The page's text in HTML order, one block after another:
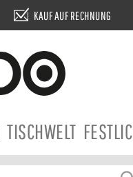
KAUF AUF RECHNUNG
TISCHWELT